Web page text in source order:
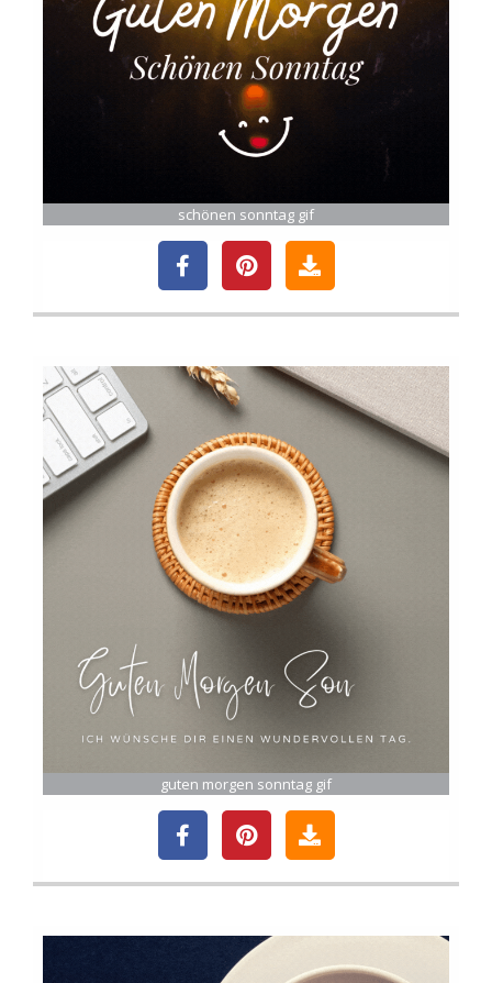
schönen sonntag gif
guten morgen sonntag gif